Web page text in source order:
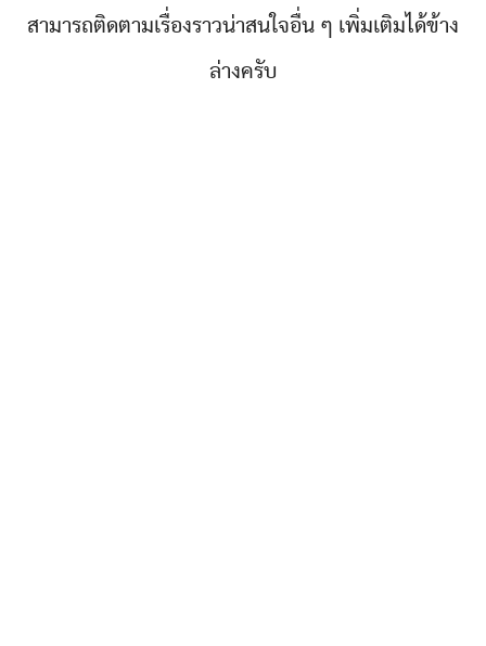
สามารถติดตามเรื่องราวน่าสนใจอื่น ๆ เพิ่มเติมได้ข้าง
ล่างครับ